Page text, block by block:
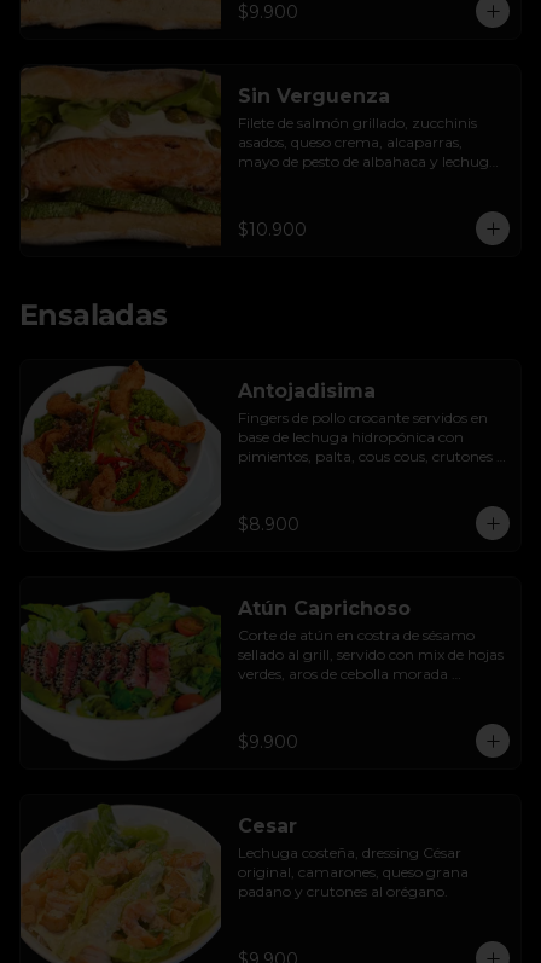
$9.900
Sin Verguenza
Filete de salmón grillado, zucchinis
asados, queso crema, alcaparras,
mayo de pesto de albahaca y lechuga
$10.900
Ensaladas
Antojadisima
Fingers de pollo crocante servidos en
base de lechuga hidropónica con
pimientos, palta, cous cous, crutones
$8.900
Atún Caprichoso
Corte de atún en costra de sésamo
sellado al grill, servido con mix de hojas
verdes, aros de cebolla morada
almendras.
$9.900
Cesar
Lechuga costeña, dressing César
original, camarones, queso grana
padano y crutones al orégano.